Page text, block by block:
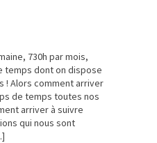
730h par mois,
temps dont on dispose
! Alors comment arriver
de temps toutes nos
arriver à suivre
qui nous sont